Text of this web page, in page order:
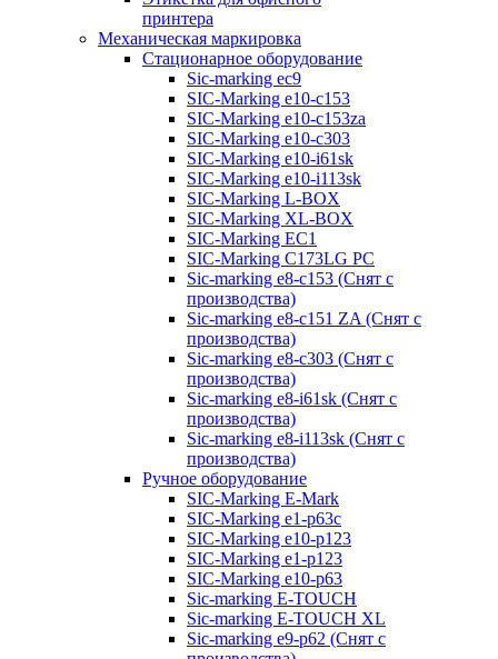
принтера
Механическая маркировка
Стационарное оборудование
Sic-marking ec9
SIC-Marking e10-c153
SIC-Marking e10-c153za
SIC-Marking e10-c303
SIC-Marking e10-i61sk
SIC-Marking e10-i113sk
SIC-Marking L-BOX
SIC-Marking XL-BOX
SIC-Marking EC1
SIC-Marking C173LG PC
Sic-marking e8-c153 (Снят с
производства)
Sic-marking e8-c151 ZA (Снят с
производства)
Sic-marking e8-c303 (Снят с
производства)
Sic-marking e8-i61sk (Снят с
производства)
Sic-marking e8-i113sk (Снят с
производства)
Ручное оборудование
SIC-Marking E-Mark
SIC-Marking e1-p63с
SIC-Marking e10-p123
SIC-Marking e1-p123
SIC-Marking e10-p63
Sic-marking E-TOUCH
Sic-marking E-TOUCH XL
Sic-marking e9-p62 (Снят с